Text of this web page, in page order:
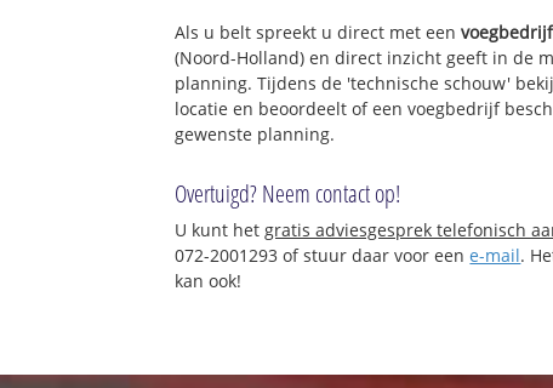
Als u belt spreekt u direct met eenvoegbedrijf
(Noord-Holland) en direct inzicht geeft in de
planning. Tijdens de 'technische schouw'
locatie en beoordeelt of een voegbedrijf
gewenste planning.
Overtuigd? Neem contact op!
U kunt hetgratis adviesgesprek telefonisch
072-2001293 of stuur daar voor eene-mail.
kan ook!